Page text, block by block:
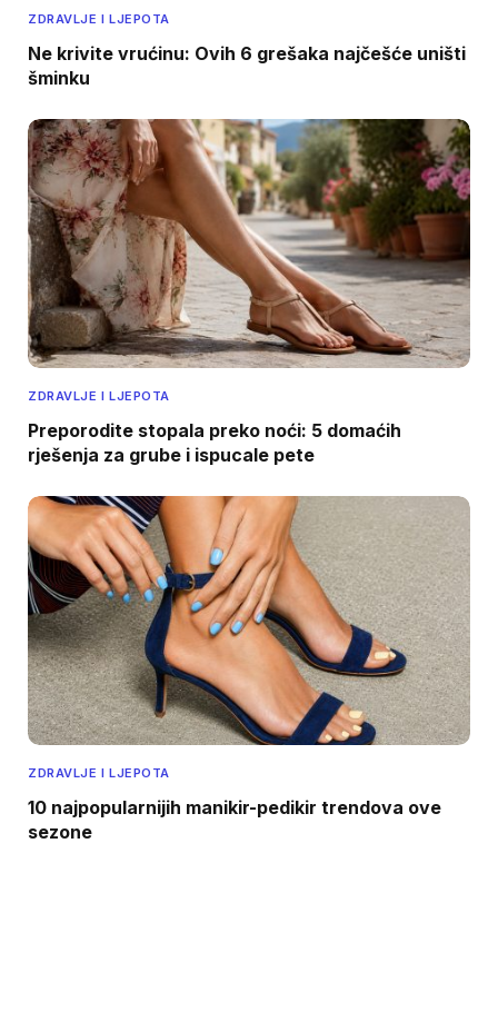
ZDRAVLJE I LJEPOTA
Ne krivite vrućinu: Ovih 6 grešaka najčešće uništi
šminku
ZDRAVLJE I LJEPOTA
Preporodite stopala preko noći: 5 domaćih
rješenja za grube i ispucale pete
ZDRAVLJE I LJEPOTA
10 najpopularnijih manikir-pedikir trendova ove
sezone